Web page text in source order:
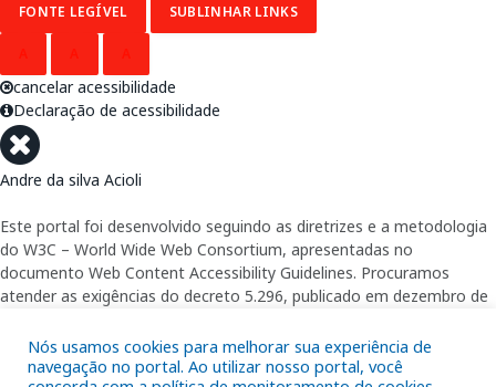
Nós usamos cookies para melhorar sua experiência de
navegação no portal. Ao utilizar nosso portal, você
FONTE LEGÍVEL SUBLINHAR LINKS
cancelar acessibilidade
Declaração de acessibilidade
Andre da silva Acioli
Este portal foi desenvolvido seguindo as diretrizes e a metodologia
do W3C – World Wide Web Consortium, apresentadas no
documento Web Content Accessibility Guidelines. Procuramos
atender as exigências do decreto 5.296, publicado em dezembro de
eletrônicos da administração pública na rede mundial de
computadores para o uso das pessoas com necessidades especiais,